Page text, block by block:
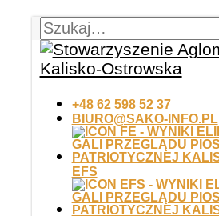
+48 62 598 52 37
BIURO@SAKO-INFO.PL
EFS